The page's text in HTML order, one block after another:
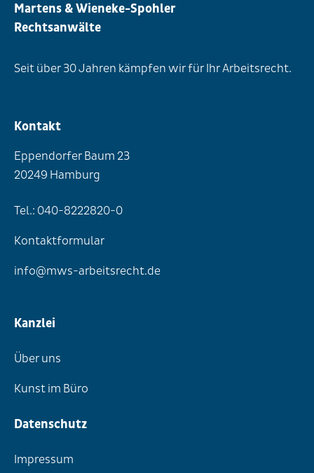
Martens & Wieneke-Spohler
Rechtsanwälte
Seit über 30 Jahren kämpfen wir für Ihr Arbeitsrecht.
Kontakt
Eppendorfer Baum 23
20249 Hamburg
Tel.: 040-8222820-0
Kontaktformular
info@mws-arbeitsrecht.de
Kanzlei
Über uns
Kunst im Büro
Datenschutz
Impressum